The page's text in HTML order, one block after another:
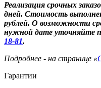
Реализация срочных
дней. Стоимость
рублей. О возможности
нужной дате уточняйте
18-81.
Подробнее - на странице «
Гарантии